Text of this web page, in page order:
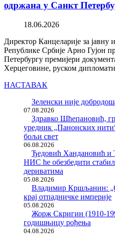
одржана у Санкт
18.06.2026
Директор Канцеларије за јавну
Републике Србије Арно Гујон
Петербургу премијери
Херцеговине, руском
НАСТАВАК
Зеленски није
07.08.2026
Здравко Шћепановић,
уредник „Панонских
бољи свет
06.08.2026
Ђедовић Хандановић и
НИС ће обезбедити
дериватима
05.08.2026
Владимир Кршљанин:
крај отпадничке империје
05.08.2026
Жорж Скригин (1910-
годишњицу рођења
04.08.2026